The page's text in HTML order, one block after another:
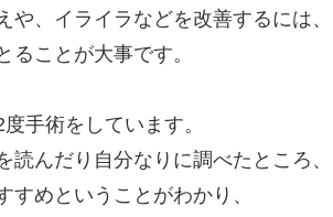
や、イライラなどを改善するには、
ることが大事です。
手術をしています。
読んだり自分なりに調べたところ、
すめということがわかり、